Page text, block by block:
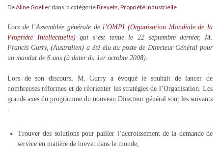
DeAline Goeller dans la catégorieBrevets Propriété Industrielle
Lors de l’Assemblée générale de l’OMPI (Organisation Mondiale de la
Propriété Intellectuelle)qui s’est tenue le 22 septembre dernier, M.
Francis Gurry, (Australien) a été élu au poste de Directeur Général pour
un mandat de 6 ans (à dater du 1er octobre 2008).
Lors de son discours, M. Gurry a évoqué le souhait de lancer de
nombreuses réformes et de réorienter les stratégies de l’Organisation. Les
grands axes du programme du nouveau Directeur général sont les suivants
:
Trouver des solutions pour pallier l’accroissement de la demande de
service en matière de brevet dans le monde;